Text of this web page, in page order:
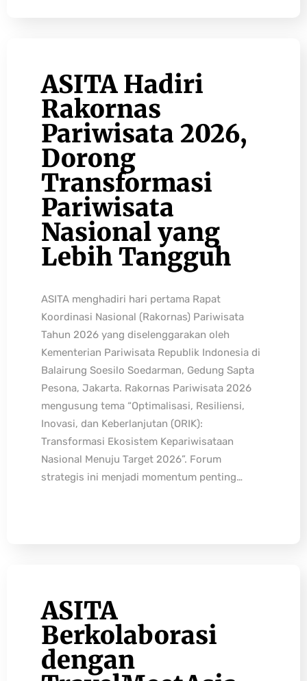
ASITA Hadiri
Rakornas
Pariwisata 2026,
Dorong
Transformasi
Pariwisata
Nasional yang
Lebih Tangguh
ASITA menghadiri hari pertama Rapat
Koordinasi Nasional (Rakornas) Pariwisata
Tahun 2026 yang diselenggarakan oleh
Kementerian Pariwisata Republik Indonesia di
Balairung Soesilo Soedarman, Gedung Sapta
Pesona, Jakarta. Rakornas Pariwisata 2026
mengusung tema “Optimalisasi, Resiliensi,
Inovasi, dan Keberlanjutan (ORIK):
Transformasi Ekosistem Kepariwisataan
Nasional Menuju Target 2026”. Forum
strategis ini menjadi momentum penting…
ASITA
Berkolaborasi
dengan